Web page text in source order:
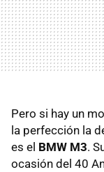
Pero si hay un
la perfección la
es el BMW M3.
ocasión del 40